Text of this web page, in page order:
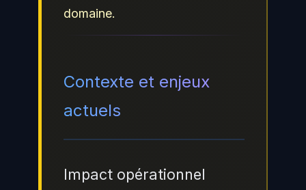
domaine.
Contexte et enjeux
actuels
Impact opérationnel